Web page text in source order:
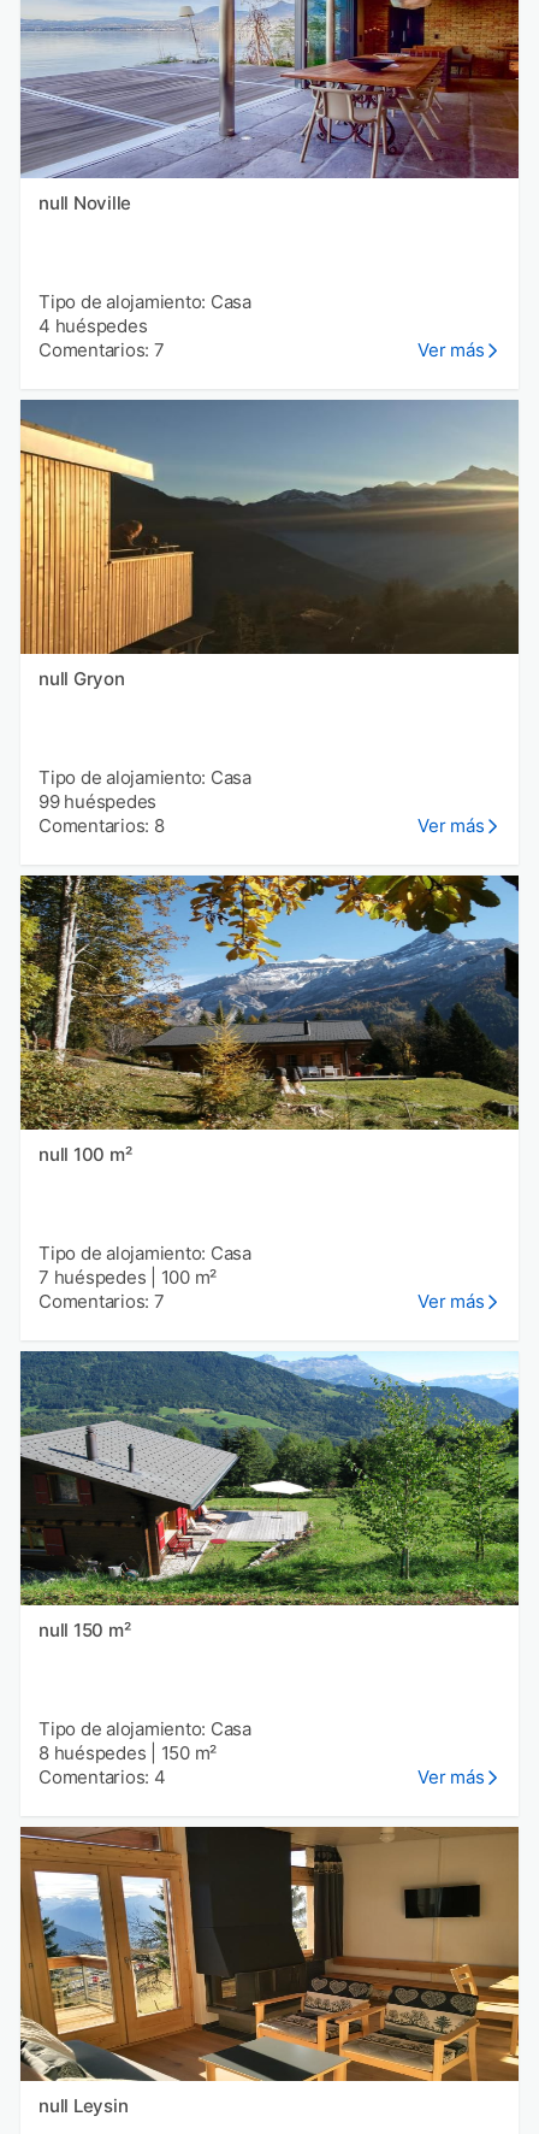
null Noville
Tipo de alojamiento: Casa
4 huéspedes
Comentarios: 7
Ver más
null Gryon
Tipo de alojamiento: Casa
99 huéspedes
Comentarios: 8
Ver más
null 100 m²
Tipo de alojamiento: Casa
7 huéspedes
100 m²
Comentarios: 7
Ver más
null 150 m²
Tipo de alojamiento: Casa
8 huéspedes
150 m²
Comentarios: 4
Ver más
null Leysin